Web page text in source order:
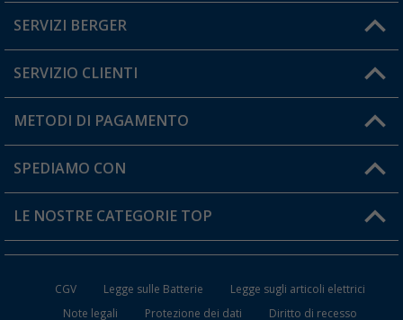
Hai una domanda?
SERVIZI BERGER
Diventare rivenditori
Il mio Account
Carta fedeltà Berger
SERVIZIO CLIENTI
Informazioni sulla spedizione
Resi
FAQ e Contatti
METODI DI PAGAMENTO
SPEDIAMO CON
LE NOSTRE CATEGORIE TOP
CGV Legge sulle Batterie
Legge sugli articoli elettrici
Note legali
Protezione dei dati Diritto di recesso